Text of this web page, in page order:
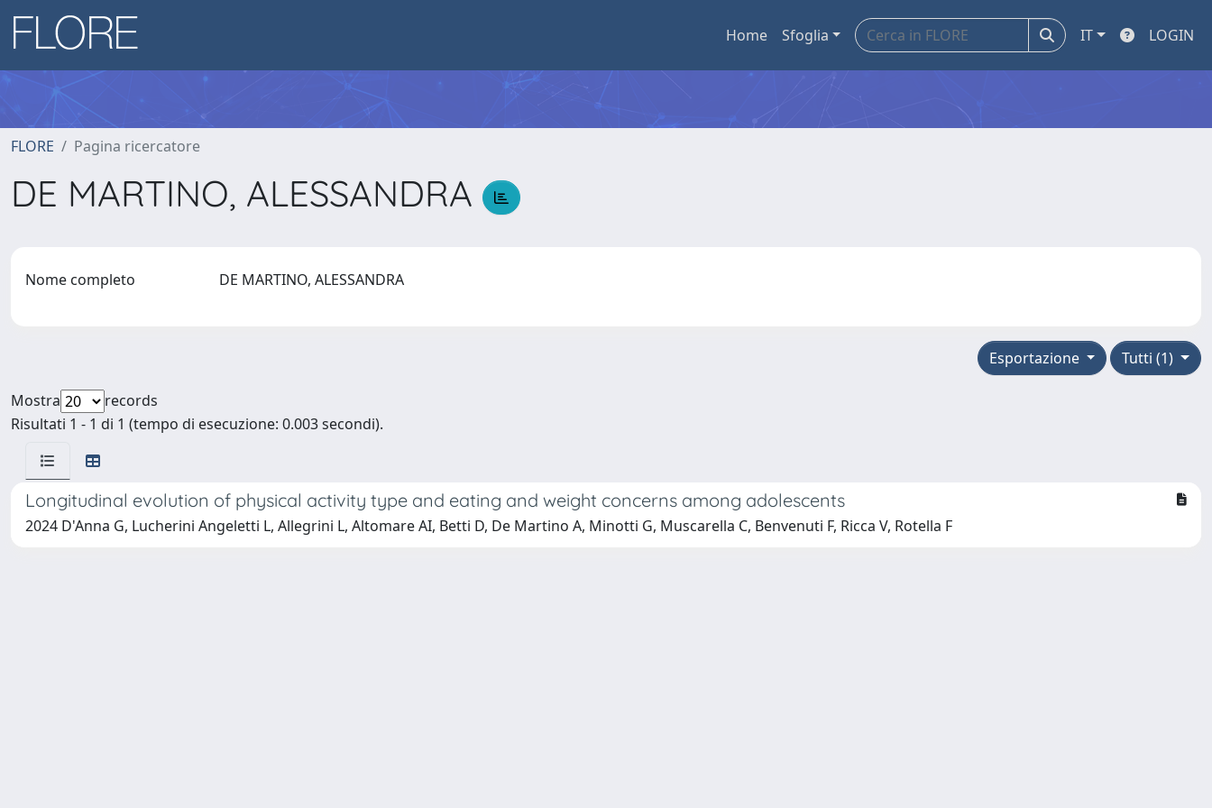
Home Sfoglia IT LOGIN
FLORE Pagina ricercatore
DE MARTINO, ALESSANDRA
Nome completo DE MARTINO, ALESSANDRA
Tutti (1)
Esportazione
Mostra
records
Risultati 1 - 1 di 1 (tempo di esecuzione: 0.003 secondi).
Longitudinal evolution of physical activity type and eating and weight concerns among adolescents
2024 D'Anna G, Lucherini Angeletti L, Allegrini L, Altomare AI, Betti D, De Martino A, Minotti G, Muscarella C, Benvenuti F, Ricca V, Rotella F